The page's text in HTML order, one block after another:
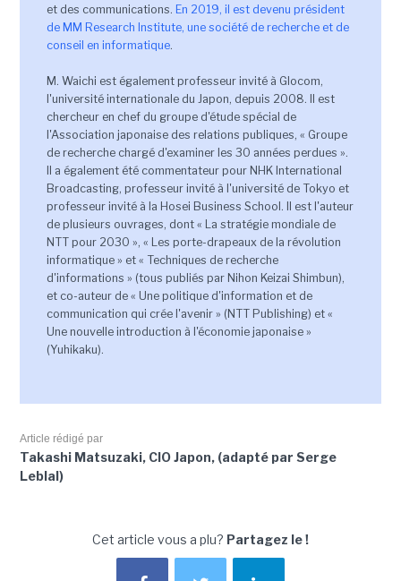
et des communications. En 2019, il est devenu président
de MM Research Institute, une société de recherche et de
conseil en informatique.
M. Waichi est également professeur invité à Glocom,
l'université internationale du Japon, depuis 2008. Il est
chercheur en chef du groupe d'étude spécial de
l'Association japonaise des relations publiques, « Groupe
de recherche chargé d'examiner les 30 années perdues ».
Il a également été commentateur pour NHK International
Broadcasting, professeur invité à l'université de Tokyo et
professeur invité à la Hosei Business School. Il est l'auteur
de plusieurs ouvrages, dont « La stratégie mondiale de
NTT pour 2030 », « Les porte-drapeaux de la révolution
informatique » et « Techniques de recherche
d'informations » (tous publiés par Nihon Keizai Shimbun),
et co-auteur de « Une politique d'information et de
communication qui crée l'avenir » (NTT Publishing) et «
Une nouvelle introduction à l'économie japonaise »
(Yuhikaku).
Article rédigé par
Takashi Matsuzaki, CIO Japon, (adapté par Serge
Leblal)
Cet article vous a plu? Partagez le !